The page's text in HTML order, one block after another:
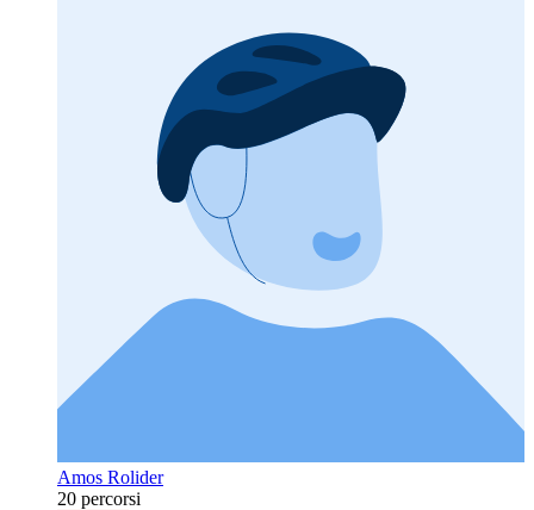
Amos Rolider
20 percorsi